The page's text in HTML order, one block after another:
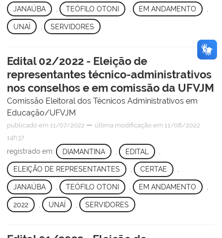
JANAÚBA TEÓFILO OTONI EM ANDAMENTO
UNAÍ SERVIDORES
Edital 02/2022 - Eleição de
representantes técnico-administrativos
nos conselhos e em comissão da UFVJM
Comissão Eleitoral dos Técnicos Administrativos em
Educação/UFVJM
publicado em 11/07/2022 — última modificação em 11/08/2022
14h37
registrado em: DIAMANTINA EDITAL
ELEIÇÃO DE REPRESENTANTES , CERTAE ,
JANAÚBA TEÓFILO OTONI EM ANDAMENTO
2022 UNAÍ SERVIDORES